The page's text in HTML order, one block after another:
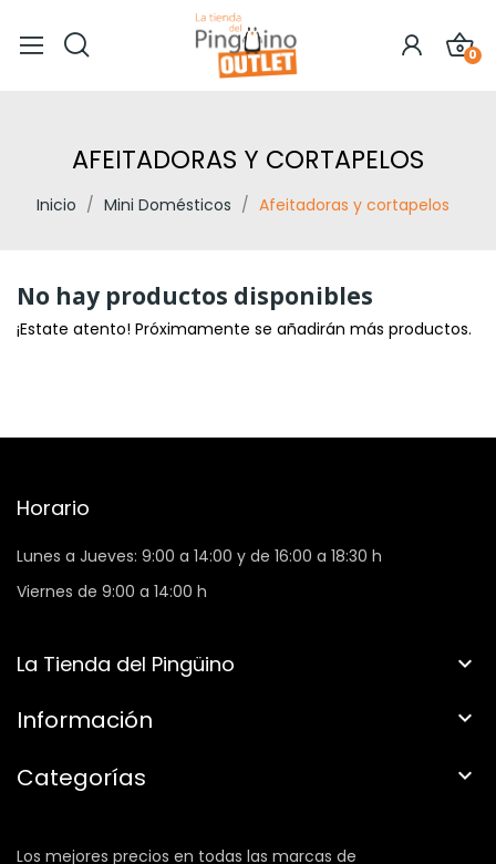
0
AFEITADORAS Y CORTAPELOS
Inicio Mini Domésticos Afeitadoras y cortapelos
No hay productos disponibles
¡Estate atento! Próximamente se añadirán más productos.
Horario
Lunes a Jueves: 9:00 a 14:00 y de 16:00 a 18:30 h
Viernes de 9:00 a 14:00 h
La Tienda del Pingüino 
Información 
Categorías 
Los mejores precios en todas las marcas de